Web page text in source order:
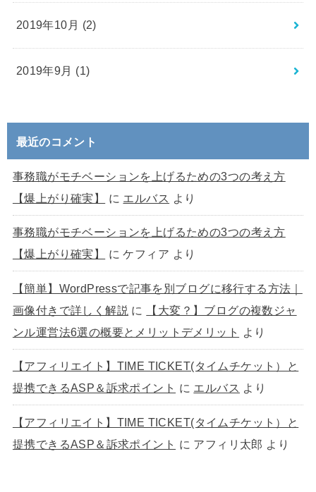
2019年10月 (2)
2019年9月 (1)
最近のコメント
事務職がモチベーションを上げるための3つの考え方
【爆上がり確実】
に エルバス より
事務職がモチベーションを上げるための3つの考え方
【爆上がり確実】
にケフィア より
【簡単】WordPressで記事を別ブログに移行する方法｜
画像付きで詳しく解説 に
【大変？】ブログの複数ジャ
ンル運営法6選の概要とメリットデメリット
より
【アフィリエイト】TIME TICKET(タイムチケット）と
提携できるASP＆訴求ポイント に エルバス より
【アフィリエイト】TIME TICKET(タイムチケット）と
提携できるASP＆訴求ポイント に アフィリ太郎 より